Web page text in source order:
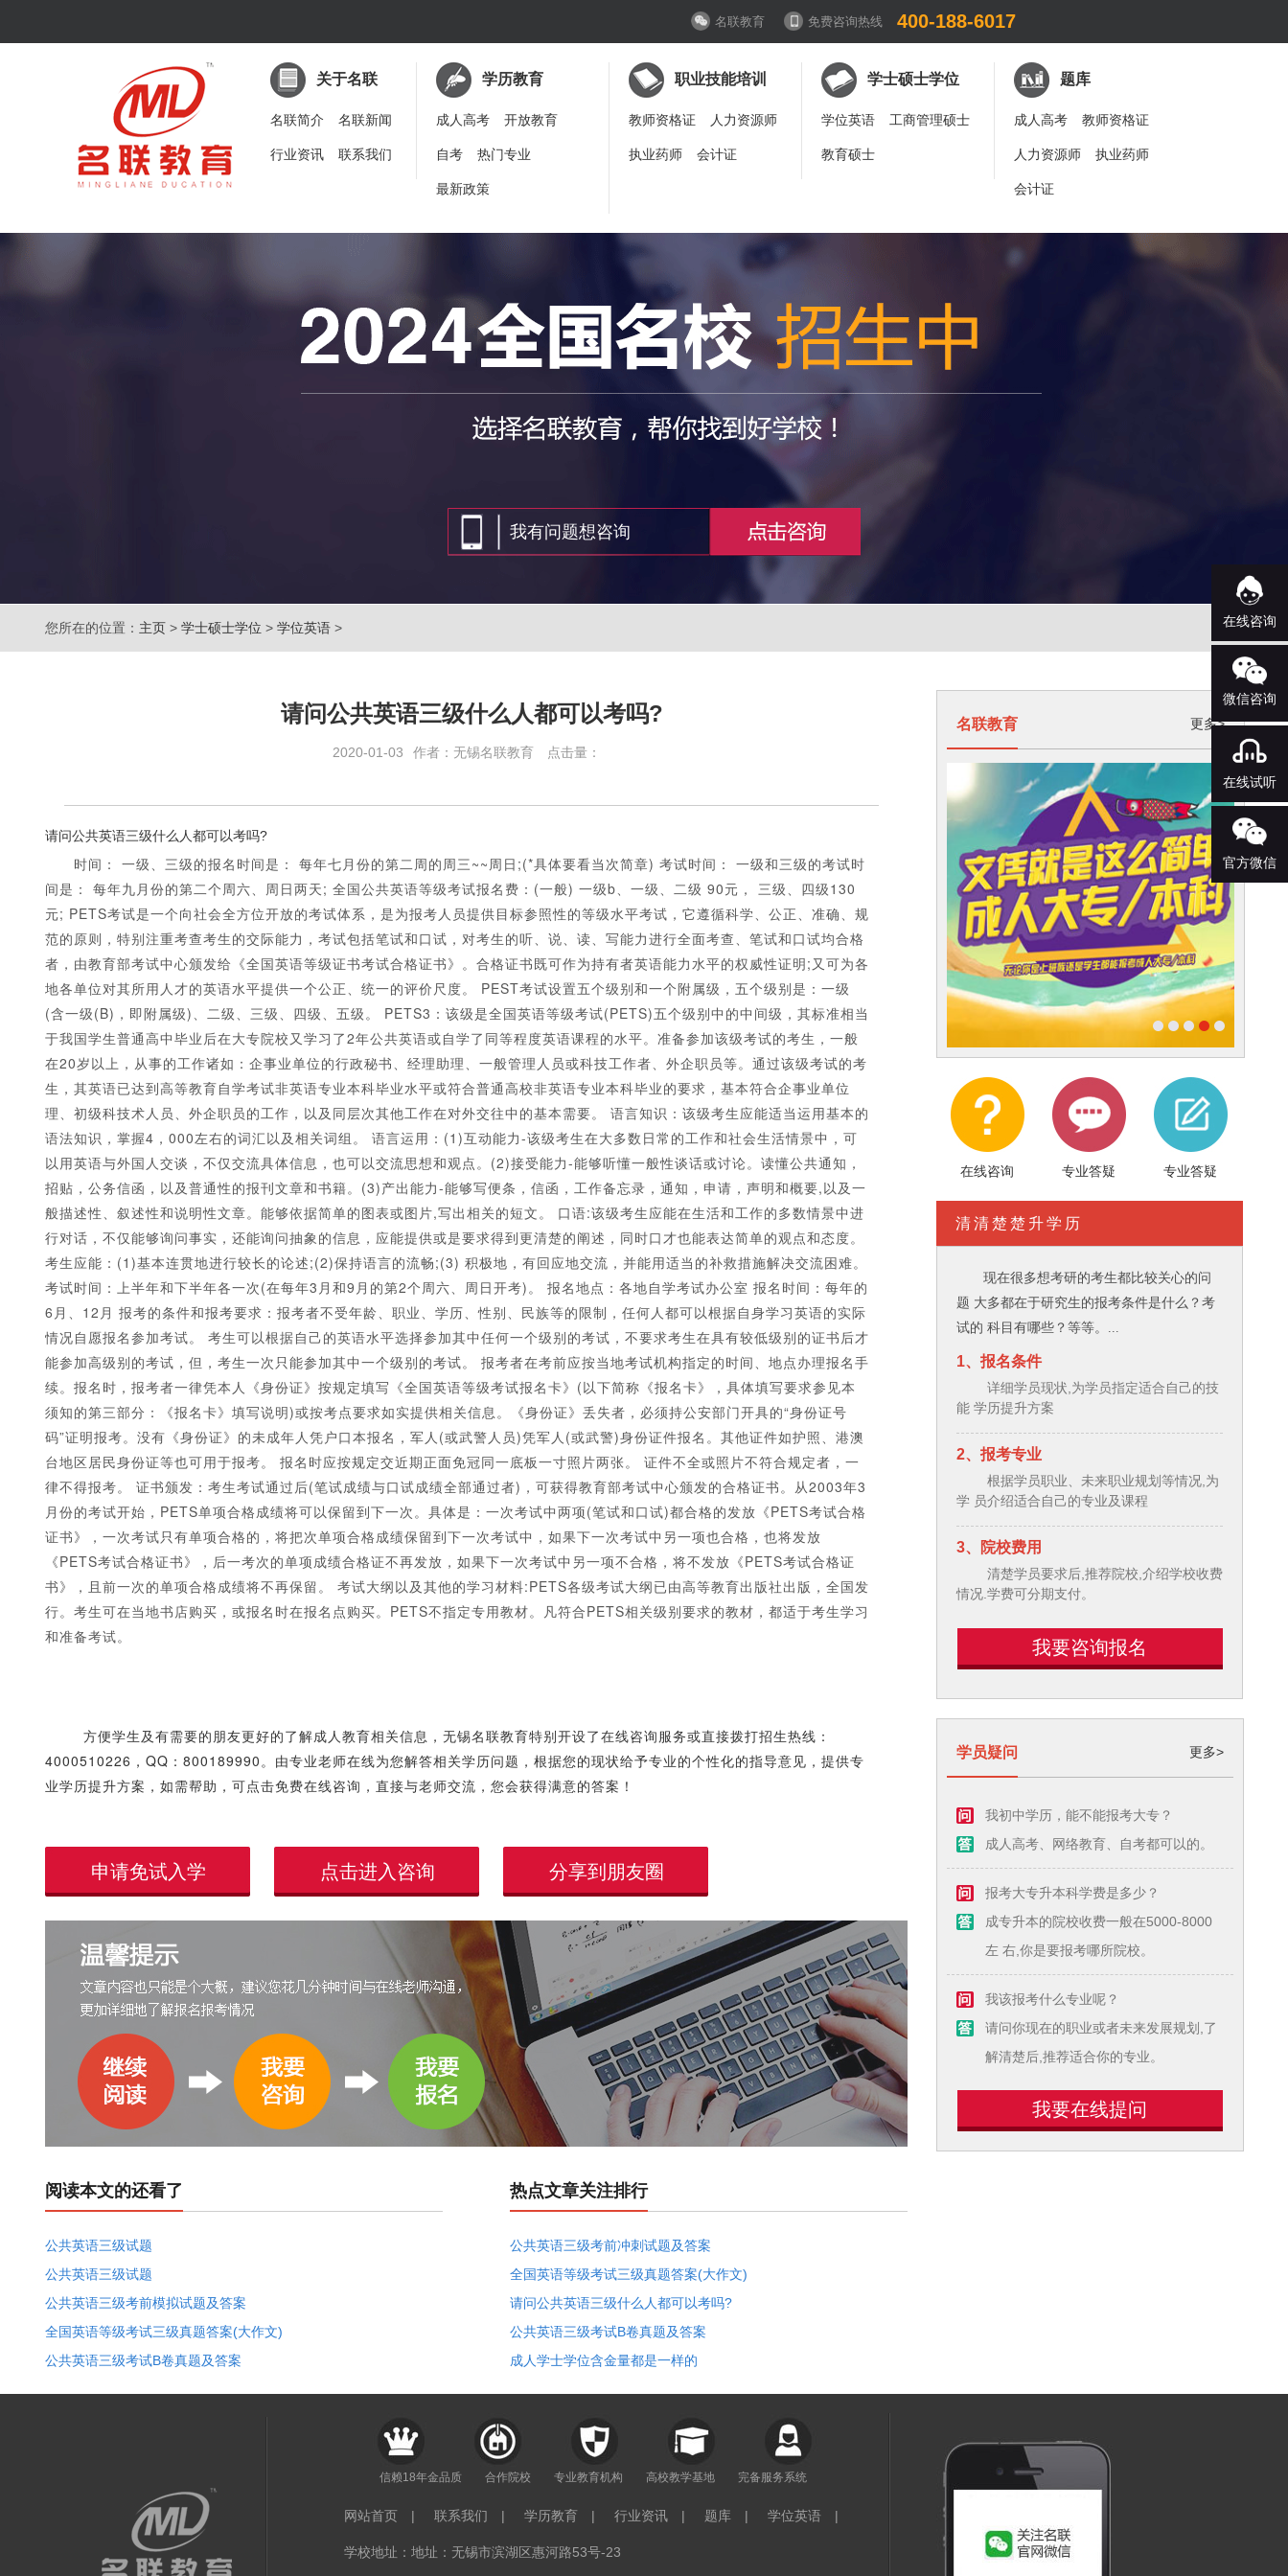
名联教育 免费咨询热线 400-188-6017
关于名联
名联简介 名联新闻
行业资讯 联系我们
学历教育
成人高考 开放教育
自考 热门专业
最新政策
职业技能培训
教师资格证 人力资源师
执业药师 会计证
学士硕士学位
学位英语 工商管理硕士
教育硕士
题库
成人高考 教师资格证
人力资源师 执业药师
会计证
您所在的位置： 主页 > 学士硕士学位 > 学位英语 >
请问公共英语三级什么人都可以考吗?
2020-01-03 作者：无锡名联教育 点击量：
请问公共英语三级什么人都可以考吗?
时间： 一级、三级的报名时间是： 每年七月份的第二周的周三~~周日;(*具体要看当次简章) 考试时间： 一级和三级的考试时
间是： 每年九月份的第二个周六、周日两天; 全国公共英语等级考试报名费：(一般) 一级b、一级、二级 90元， 三级、四级130
元; PETS考试是一个向社会全方位开放的考试体系，是为报考人员提供目标参照性的等级水平考试，它遵循科学、公正、准确、规
范的原则，特别注重考查考生的交际能力，考试包括笔试和口试，对考生的听、说、读、写能力进行全面考查、笔试和口试均合格
者，由教育部考试中心颁发给《全国英语等级证书考试合格证书》。合格证书既可作为持有者英语能力水平的权威性证明;又可为各
地各单位对其所用人才的英语水平提供一个公正、统一的评价尺度。 PEST考试设置五个级别和一个附属级，五个级别是：一级
(含一级(B)，即附属级)、二级、三级、四级、五级。 PETS3：该级是全国英语等级考试(PETS)五个级别中的中间级，其标准相当
于我国学生普通高中毕业后在大专院校又学习了2年公共英语或自学了同等程度英语课程的水平。准备参加该级考试的考生，一般
在20岁以上，从事的工作诸如：企事业单位的行政秘书、经理助理、一般管理人员或科技工作者、外企职员等。通过该级考试的考
生，其英语已达到高等教育自学考试非英语专业本科毕业水平或符合普通高校非英语专业本科毕业的要求，基本符合企事业单位
理、初级科技术人员、外企职员的工作，以及同层次其他工作在对外交往中的基本需要。 语言知识：该级考生应能适当运用基本的
语法知识，掌握4，000左右的词汇以及相关词组。 语言运用：(1)互动能力-该级考生在大多数日常的工作和社会生活情景中，可
以用英语与外国人交谈，不仅交流具体信息，也可以交流思想和观点。(2)接受能力-能够听懂一般性谈话或讨论。读懂公共通知，
招贴，公务信函，以及普通性的报刊文章和书籍。(3)产出能力-能够写便条，信函，工作备忘录，通知，申请，声明和概要,以及一
般描述性、叙述性和说明性文章。能够依据简单的图表或图片,写出相关的短文。 口语:该级考生应能在生活和工作的多数情景中进
行对话，不仅能够询问事实，还能询问抽象的信息，应能提供或是要求得到更清楚的阐述，同时口才也能表达简单的观点和态度。
考生应能：(1)基本连贯地进行较长的论述;(2)保持语言的流畅;(3) 积极地，有回应地交流，并能用适当的补救措施解决交流困难。
考试时间：上半年和下半年各一次(在每年3月和9月的第2个周六、周日开考)。 报名地点：各地自学考试办公室 报名时间：每年的
6月、12月 报考的条件和报考要求：报考者不受年龄、职业、学历、性别、民族等的限制，任何人都可以根据自身学习英语的实际
情况自愿报名参加考试。 考生可以根据自己的英语水平选择参加其中任何一个级别的考试，不要求考生在具有较低级别的证书后才
能参加高级别的考试，但，考生一次只能参加其中一个级别的考试。 报考者在考前应按当地考试机构指定的时间、地点办理报名手
续。报名时，报考者一律凭本人《身份证》按规定填写《全国英语等级考试报名卡》(以下简称《报名卡》，具体填写要求参见本
须知的第三部分：《报名卡》填写说明)或按考点要求如实提供相关信息。《身份证》丢失者，必须持公安部门开具的“身份证号
码”证明报考。没有《身份证》的未成年人凭户口本报名，军人(或武警人员)凭军人(或武警)身份证件报名。其他证件如护照、港澳
台地区居民身份证等也可用于报考。 报名时应按规定交近期正面免冠同一底板一寸照片两张。 证件不全或照片不符合规定者，一
律不得报考。 证书颁发：考生考试通过后(笔试成绩与口试成绩全部通过者)，可获得教育部考试中心颁发的合格证书。从2003年3
月份的考试开始，PETS单项合格成绩将可以保留到下一次。具体是：一次考试中两项(笔试和口试)都合格的发放《PETS考试合格
证书》，一次考试只有单项合格的，将把次单项合格成绩保留到下一次考试中，如果下一次考试中另一项也合格，也将发放
《PETS考试合格证书》，后一考次的单项成绩合格证不再发放，如果下一次考试中另一项不合格，将不发放《PETS考试合格证
书》，且前一次的单项合格成绩将不再保留。 考试大纲以及其他的学习材料:PETS各级考试大纲已由高等教育出版社出版，全国发
行。考生可在当地书店购买，或报名时在报名点购买。PETS不指定专用教材。凡符合PETS相关级别要求的教材，都适于考生学习
和准备考试。
方便学生及有需要的朋友更好的了解成人教育相关信息，无锡名联教育特别开设了在线咨询服务或直接拨打招生热线：
4000510226，QQ：800189990。由专业老师在线为您解答相关学历问题，根据您的现状给予专业的个性化的指导意见，提供专
业学历提升方案，如需帮助，可点击免费在线咨询，直接与老师交流，您会获得满意的答案！
申请免试入学 点击进入咨询 分享到朋友圈
阅读本文的还看了
公共英语三级试题
公共英语三级试题
公共英语三级考前模拟试题及答案
全国英语等级考试三级真题答案(大作文)
公共英语三级考试B卷真题及答案
热点文章关注排行
公共英语三级考前冲刺试题及答案
全国英语等级考试三级真题答案(大作文)
请问公共英语三级什么人都可以考吗?
公共英语三级考试B卷真题及答案
成人学士学位含金量都是一样的
名联教育 更多>
1 2 5
在线咨询 专业答疑 专业答疑
清清楚楚升学历
现在很多想考研的考生都比较关心的问
题 大多都在于研究生的报考条件是什么？考
试的 科目有哪些？等等。...
1、报名条件
详细学员现状,为学员指定适合自己的技
能 学历提升方案
2、报考专业
根据学员职业、未来职业规划等情况,为
学 员介绍适合自己的专业及课程
3、院校费用
清楚学员要求后,推荐院校,介绍学校收费
情况.学费可分期支付。
我要咨询报名
学员疑问 更多>
我初中学历，能不能报考大专？
成人高考、网络教育、自考都可以的。
报考大专升本科学费是多少？
成专升本的院校收费一般在5000-8000
左 右,你是要报考哪所院校。
我该报考什么专业呢？
请问你现在的职业或者未来发展规划,了
解清楚后,推荐适合你的专业。
我要在线提问
信赖18年金品质 合作院校 专业教育机构 高校教学基地 完备服务系统
网站首页 | 联系我们 | 学历教育 | 行业资讯 | 题库 | 学位英语 |
学校地址：地址：无锡市滨湖区惠河路53号-23
在线咨询
微信咨询
在线试听
官方微信